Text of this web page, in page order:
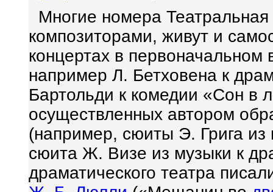
Многие номера
композиторами, живут и
концертах в
например Л. Бетховена к
Бартольди к комедии «Сон в
осуществленных автором
(например, сюиты Э. Грига
сюита Ж. Визе из музыки к
драматического театра